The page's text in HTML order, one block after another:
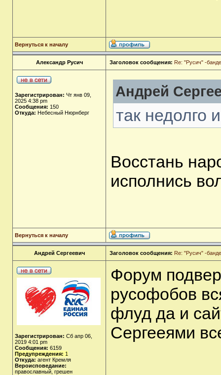
Вернуться к началу
Александр Русич Заголовок сообщения: Re: "Русич" -
Зарегистрирован: Чт янв 09,
2025 4:38 pm
Сообщения: 150
Откуда: Небесный Нюрнберг
Андрей
так недолго
Восстань
исполнись
Вернуться к началу
Андрей Сергеевич Заголовок сообщения: Re: "Русич" -
Зарегистрирован: Сб апр 06,
2019 4:01 pm
Сообщения: 6159
Предупреждения: 1
Откуда: агент Кремля
Вероисповедание:
православный, грешен
Форум
русофобов
флуд да и
Сергееями